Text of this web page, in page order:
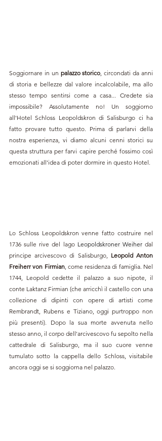
Soggiornare in un palazzo storico, circondati da anni
di storia e bellezze dal valore incalcolabile, ma allo
stesso tempo sentirsi come a casa... Credete sia
impossibile? Assolutamente no! Un soggiorno
all'Hotel Schloss Leopoldskron di Salisburgo ci ha
fatto provare tutto questo. Prima di parlarvi della
nostra esperienza, vi diamo alcuni cenni storici su
questa struttura per farvi capire perché fossimo così
emozionati all'idea di poter dormire in questo Hotel.
Lo Schloss Leopoldskron venne fatto costruire nel
1736 sulle rive del lago Leopoldskroner Weiher dal
principe arcivescovo di Salisburgo, Leopold Anton
Freiherr von Firmian, come residenza di famiglia. Nel
1744, Leopold cedette il palazzo a suo nipote, il
conte Laktanz Firmian (che arricchì il castello con una
collezione di dipinti con opere di artisti come
Rembrandt, Rubens e Tiziano, oggi purtroppo non
più presenti). Dopo la sua morte avvenuta nello
stesso anno, il corpo dell'arcivescovo fu sepolto nella
cattedrale di Salisburgo, ma il suo cuore venne
tumulato sotto la cappella dello Schloss, visitabile
ancora oggi se si soggiorna nel palazzo.